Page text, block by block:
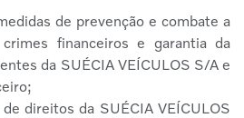
de prevenção e combate a
financeiros e garantia da
da SUÉCIA VEÍCULOS S/A e
direitos da SUÉCIA VEÍCULOS